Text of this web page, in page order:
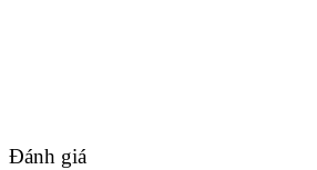
Đánh giá